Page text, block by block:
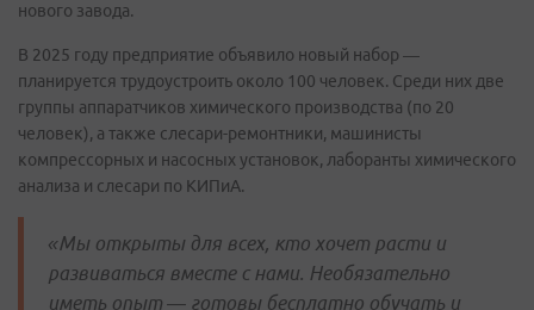
нового завода.
В 2025 году предприятие объявило новый набор —
планируется трудоустроить около 100 человек. Среди них две
группы аппаратчиков химического производства (по 20
человек), а также слесари-ремонтники, машинисты
компрессорных и насосных установок, лаборанты химического
анализа и слесари по КИПиА.
«Мы открыты для всех, кто хочет расти и
развиваться вместе с нами. Необязательно
иметь опыт — готовы бесплатно обучать и